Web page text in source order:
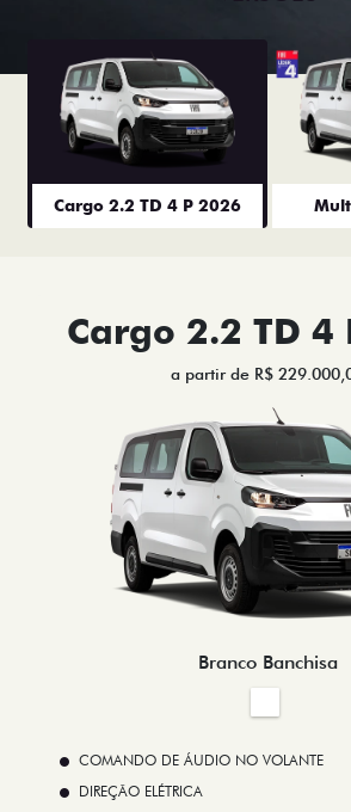
Cargo 2.2 TD 4 P 2026
Cargo 2.2 TD 4
a partir de R$
Branco Banchisa
COMANDO DE ÁUDIO NO VOLANTE
DIREÇÃO ELÉTRICA